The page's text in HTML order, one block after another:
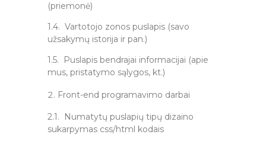
(priemonė)
1.4. Vartotojo zonos puslapis (savo
užsakymų istorija ir pan.)
1.5. Puslapis bendrajai informacijai (apie
mus, pristatymo sąlygos, kt.)
Front-end programavimo darbai
2.1. Numatytų puslapių tipų dizaino
sukarpymas css/html kodais